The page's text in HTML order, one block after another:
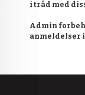
i tråd med
Admin
anmeldelser